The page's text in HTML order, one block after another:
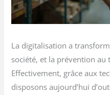
La digitalisation a
société, et la prévention au
Effectivement, grâce aux
disposons aujourd’hui